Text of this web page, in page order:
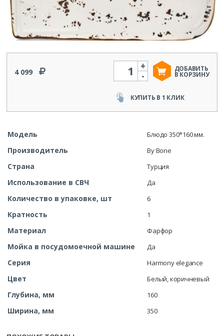
4 099
Количество
-
+ ДОБАВИТЬ
В КОРЗИНУ
КУПИТЬ В 1 КЛИК
Модель Блюдо 350*160 мм.
Производитель By Bone
Страна Турция
Использование в СВЧ Да
Количество в упаковке, шт 6
Кратность 1
Материал Фарфор
Мойка в посудомоечной машине Да
Серия Harmony elegance
Цвет Белый, коричневый
Глубина, мм 160
Ширина, мм 350